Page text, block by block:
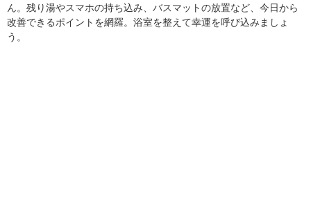
ん。残り湯やスマホの持ち込み、バスマットの放置など、今日から
改善できるポイントを網羅。浴室を整えて幸運を呼び込みましょ
う。